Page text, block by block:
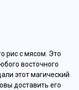
рис с мясом. Это
восточного
этот магический
доставить его